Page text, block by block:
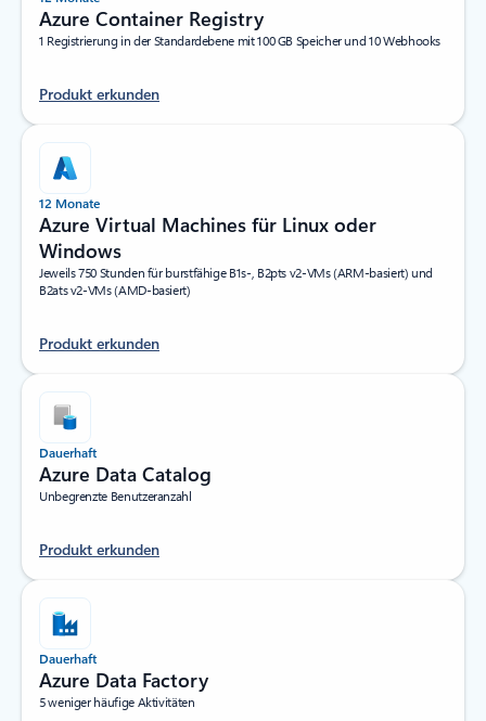
Azure Container Registry
1 Registrierung in der Standardebene mit 100 GB Speicher und 10 Webhooks
Produkt erkunden
12 Monate
Azure Virtual Machines für Linux oder
Windows
Jeweils 750 Stunden für burstfähige B1s-, B2pts v2-VMs (ARM-basiert) und
B2ats v2-VMs (AMD-basiert)
Produkt erkunden
Dauerhaft
Azure Data Catalog
Unbegrenzte Benutzeranzahl
Produkt erkunden
Dauerhaft
Azure Data Factory
5 weniger häufige Aktivitäten